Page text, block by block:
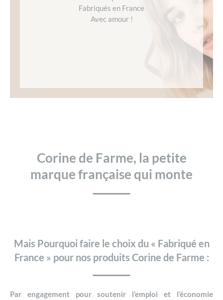
Fabriqués en France
Avec amour !
Corine de Farme, la petite
marque française qui monte
Mais Pourquoi faire le choix du « Fabriqué en
France » pour nos produits Corine de Farme :
Par engagement pour soutenir l’emploi et l’économie